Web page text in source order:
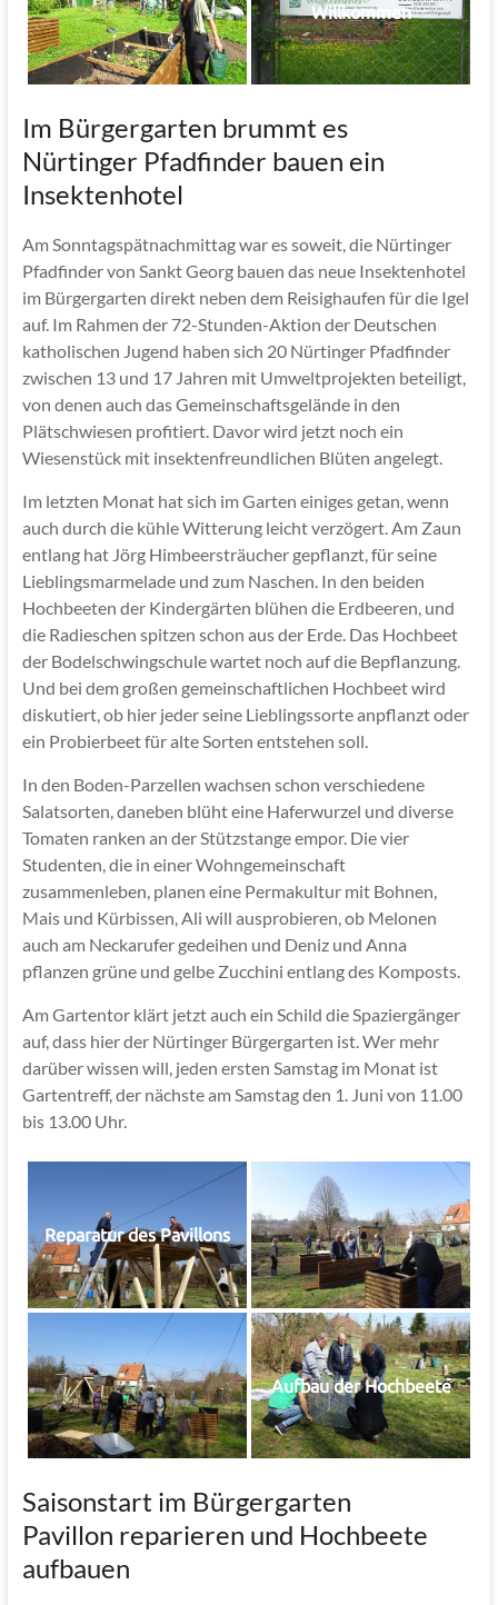
Willkommen
Im Bürgergarten brummt es
Nürtinger Pfadfinder bauen ein
Insektenhotel
Am Sonntagspätnachmittag war es soweit, die Nürtinger
Pfadfinder von Sankt Georg bauen das neue Insektenhotel
im Bürgergarten direkt neben dem Reisighaufen für die Igel
auf. Im Rahmen der 72-Stunden-Aktion der Deutschen
katholischen Jugend haben sich 20 Nürtinger Pfadfinder
zwischen 13 und 17 Jahren mit Umweltprojekten beteiligt,
von denen auch das Gemeinschaftsgelände in den
Plätschwiesen profitiert. Davor wird jetzt noch ein
Wiesenstück mit insektenfreundlichen Blüten angelegt.
Im letzten Monat hat sich im Garten einiges getan, wenn
auch durch die kühle Witterung leicht verzögert. Am Zaun
entlang hat Jörg Himbeersträucher gepflanzt, für seine
Lieblingsmarmelade und zum Naschen. In den beiden
Hochbeeten der Kindergärten blühen die Erdbeeren, und
die Radieschen spitzen schon aus der Erde. Das Hochbeet
der Bodelschwingschule wartet noch auf die Bepflanzung.
Und bei dem großen gemeinschaftlichen Hochbeet wird
diskutiert, ob hier jeder seine Lieblingssorte anpflanzt oder
ein Probierbeet für alte Sorten entstehen soll.
In den Boden-Parzellen wachsen schon verschiedene
Salatsorten, daneben blüht eine Haferwurzel und diverse
Tomaten ranken an der Stützstange empor. Die vier
Studenten, die in einer Wohngemeinschaft
zusammenleben, planen eine Permakultur mit Bohnen,
Mais und Kürbissen, Ali will ausprobieren, ob Melonen
auch am Neckarufer gedeihen und Deniz und Anna
pflanzen grüne und gelbe Zucchini entlang des Komposts.
Am Gartentor klärt jetzt auch ein Schild die Spaziergänger
auf, dass hier der Nürtinger Bürgergarten ist. Wer mehr
darüber wissen will, jeden ersten Samstag im Monat ist
Gartentreff, der nächste am Samstag den 1. Juni von 11.00
bis 13.00 Uhr.
Reparatur des Pavillons
Aufbau der Hochbeete
Saisonstart im Bürgergarten
Pavillon reparieren und Hochbeete
aufbauen